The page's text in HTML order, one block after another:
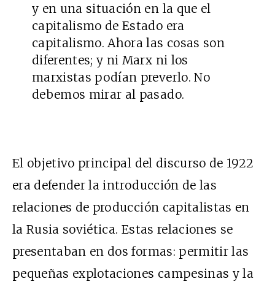
y en una situación en la que el
capitalismo de Estado era
capitalismo. Ahora las cosas son
diferentes; y ni Marx ni los
marxistas podían preverlo. No
debemos mirar al pasado.
El objetivo principal del discurso de 1922
era defender la introducción de las
relaciones de producción capitalistas en
la Rusia soviética. Estas relaciones se
presentaban en dos formas: permitir las
pequeñas explotaciones campesinas y la